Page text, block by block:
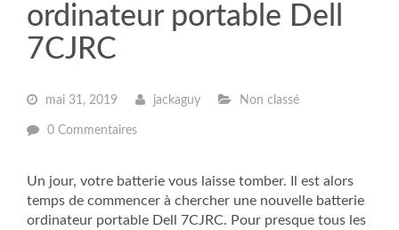
ordinateur portable Dell
7CJRC
mai 31, 2019 jackaguy Non classé
0 Commentaires
Un jour, votre batterie vous laisse tomber. Il est alors
temps de commencer à chercher une nouvelle batterie
ordinateur portable Dell 7CJRC. Pour presque tous les